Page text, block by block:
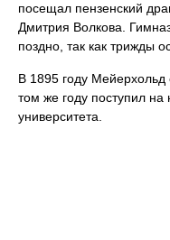
посещал пензенский
Дмитрия Волкова.
поздно, так как трижды
В 1895 году
том же году поступил на
университета.